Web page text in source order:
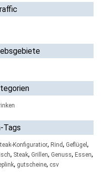
Tags
Konfiguratior, Rind, Geflügel ,
, Steak, Grillen, Genuss, Essen,
, gutscheine, csv